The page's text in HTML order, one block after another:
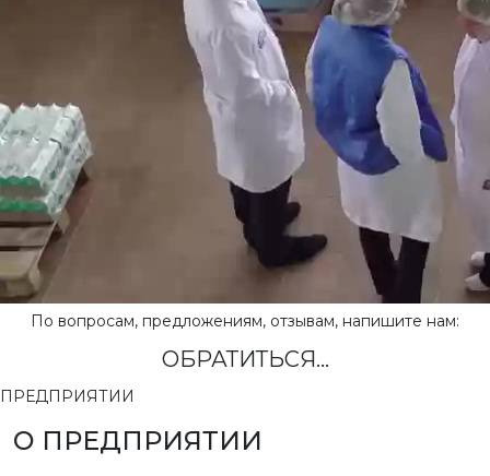
По вопросам, предложениям, отзывам, напишите нам:
ОБРАТИТЬСЯ...
ПРЕДПРИЯТИИ
О ПРЕДПРИЯТИИ